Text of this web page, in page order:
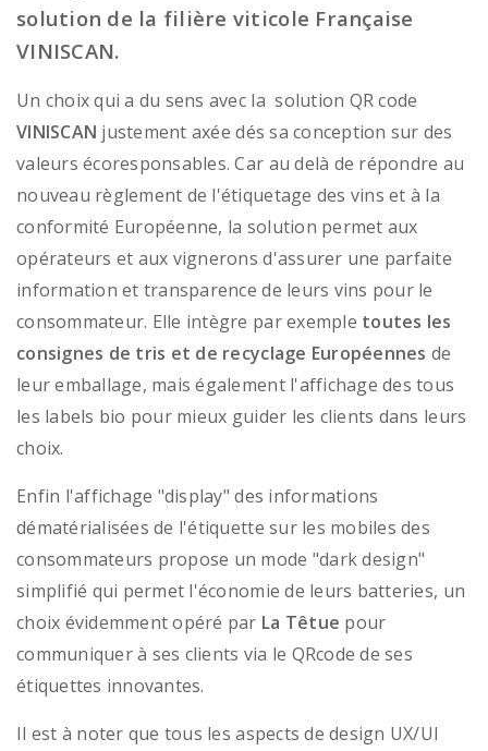
solution de la filière viticole Française
VINISCAN.
Un choix qui a du sens avec la solution QR code
VINISCAN justement axée dés sa conception sur des
valeurs écoresponsables. Car au delà de répondre au
nouveau règlement de l'étiquetage des vins et à la
conformité Européenne, la solution permet aux
opérateurs et aux vignerons d'assurer une parfaite
information et transparence de leurs vins pour le
consommateur. Elle intègre par exemple toutes les
consignes de tris et de recyclage Européennes de
leur emballage, mais également l'affichage des tous
les labels bio pour mieux guider les clients dans leurs
choix.
Enfin l'affichage "display" des informations
dématérialisées de l'étiquette sur les mobiles des
consommateurs propose un mode "dark design"
simplifié qui permet l'économie de leurs batteries, un
choix évidemment opéré par La Têtue pour
communiquer à ses clients via le QRcode de ses
étiquettes innovantes.
Il est à noter que tous les aspects de design UX/UI